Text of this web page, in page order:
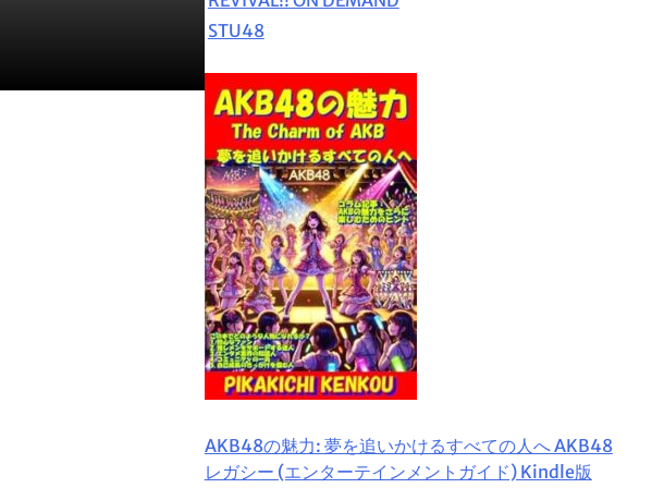
STU48
AKB48の魅力: 夢を追いかけるすべての人へ AKB48
レガシー (エンターテインメントガイド) Kindle版